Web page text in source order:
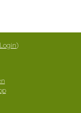
Login)